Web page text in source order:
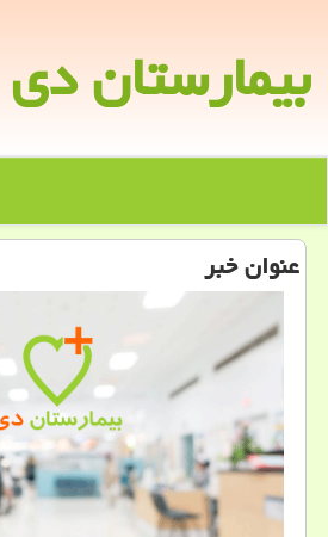
بیمارستان دی
عنوان خبر